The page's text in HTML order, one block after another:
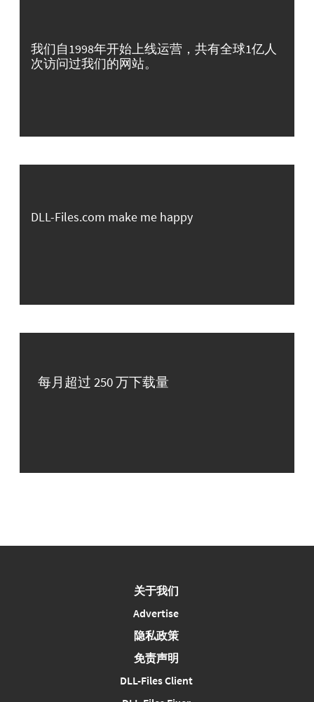
我们自1998年开始上线运营，共有全球1亿人
次访问过我们的网站。
DLL-Files.com make me happy
每月超过 250 万下载量
关于我们
Advertise
隐私政策
免责声明
DLL-Files Client